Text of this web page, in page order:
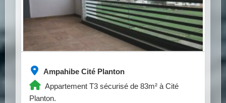
Ampahibe Cité Planton
Appartement T3 sécurisé de 83m² à Cité
Planton.